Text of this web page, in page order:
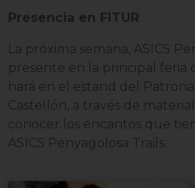
Presencia en FITUR
La próxima semana, ASICS
presente en la principal feria
hará en el estand del
Castellón, a través de
conocer los encantos que
ASICS Penyagolosa Trails.